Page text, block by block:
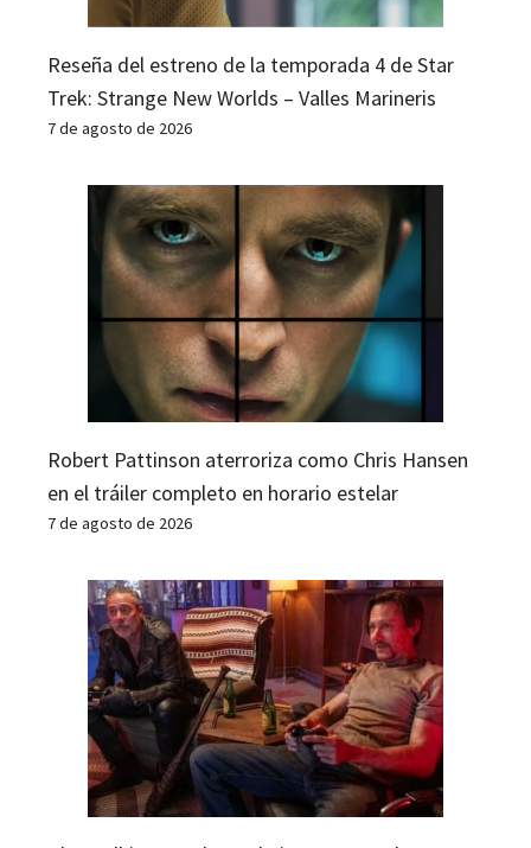
Reseña del estreno de la temporada 4 de Star
Trek: Strange New Worlds – Valles Marineris
7 de agosto de 2026
Robert Pattinson aterroriza como Chris Hansen
en el tráiler completo en horario estelar
7 de agosto de 2026